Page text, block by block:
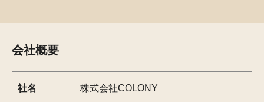
会社概要
社名 株式会社COLONY